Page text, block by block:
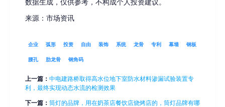
数据生成，仅供参考，不构成个人投资建议。
来源：市场资讯
企业 弧形 投资 自由 装饰 系统 龙骨 专利 幕墙 钢板
腰孔 肋龙骨 钢角码
上一篇： 中电建路桥取得高水位地下室防水材料渗漏试验装置专
利，最终实现动态水流的检测效果
下一篇： 筒灯的品牌，用在奶茶店餐饮店烧烤店的，筒灯品牌有哪